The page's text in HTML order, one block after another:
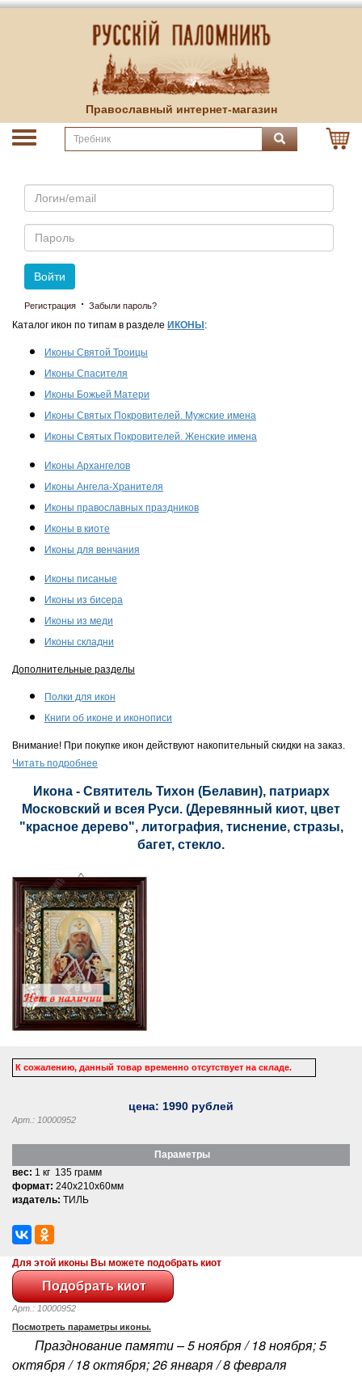
Православный интернет-магазин
Email
Пароль
Войти
Регистрация · Забыли пароль?
Каталог икон по типам в разделе ИКОНЫ :
Иконы Святой Троицы
Иконы Спасителя
Иконы Божьей Матери
Иконы Святых Покровителей. Мужские имена
Иконы Святых Покровителей. Женские имена
Иконы Архангелов
Иконы Ангела-Хранителя
Иконы православных праздников
Иконы в киоте
Иконы для венчания
Иконы писаные
Иконы из бисера
Иконы из меди
Иконы складни
Дополнительные разделы
Полки для икон
Книги об иконе и иконописи
Внимание! При покупке икон действуют накопительный скидки на заказ.
Читать подробнее
Икона - Святитель Тихон (Белавин), патриарх
Московский и всея Руси. (Деревянный киот, цвет
"красное дерево", литография, тиснение, стразы,
багет, стекло.
К сожалению, данный товар временно отсутствует на складе.
цена: 1990 рублей
Арт.: 10000952
Параметры
вес: 1 кг 135 грамм
формат: 240x210x60мм
издатель: ТИЛЬ
Для этой иконы Вы можете подобрать киот
Арт.: 10000952
Посмотреть параметры иконы.
Празднование памяти – 5 ноября / 18 ноября; 5
октября / 18 октября; 26 января / 8 февраля